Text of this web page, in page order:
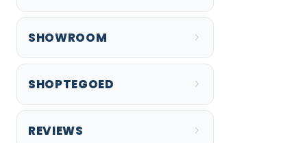
SHOWROOM
SHOPTEGOED
REVIEWS